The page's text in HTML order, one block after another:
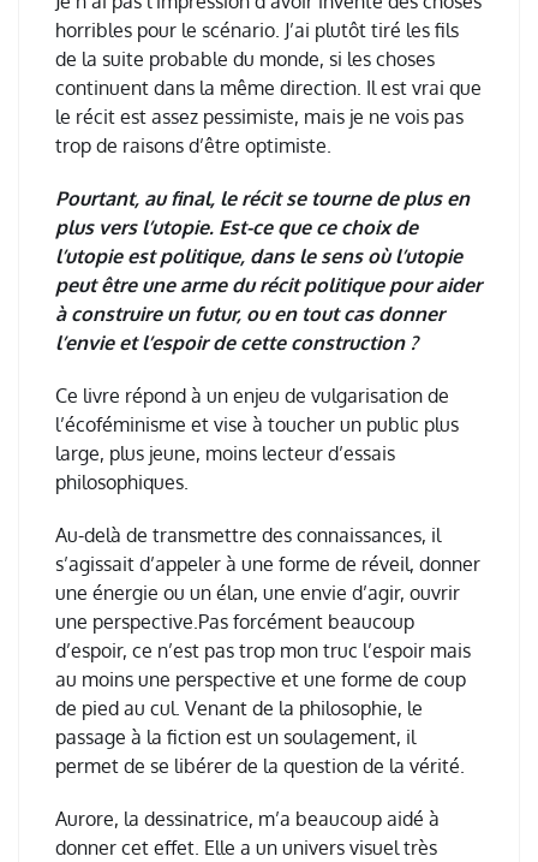
horribles pour le scénario. J’ai plutôt tiré les fils
de la suite probable du monde, si les choses
continuent dans la même direction. Il est vrai que
le récit est assez pessimiste, mais je ne vois pas
trop de raisons d’être optimiste.
Pourtant, au final, le récit se tourne de plus en
plus vers l’utopie. Est-ce que ce choix de
l’utopie est politique, dans le sens où l’utopie
peut être une arme du récit politique pour aider
à construire un futur, ou en tout cas donner
l’envie et l’espoir de cette construction ?
Ce livre répond à un enjeu de vulgarisation de
l’écoféminisme et vise à toucher un public plus
large, plus jeune, moins lecteur d’essais
philosophiques.
Au-delà de transmettre des connaissances, il
s’agissait d’appeler à une forme de réveil, donner
une énergie ou un élan, une envie d’agir, ouvrir
une perspective.Pas forcément beaucoup
d’espoir, ce n’est pas trop mon truc l’espoir mais
au moins une perspective et une forme de coup
de pied au cul. Venant de la philosophie, le
passage à la fiction est un soulagement, il
permet de se libérer de la question de la vérité.
Aurore, la dessinatrice, m’a beaucoup aidé à
donner cet effet. Elle a un univers visuel très